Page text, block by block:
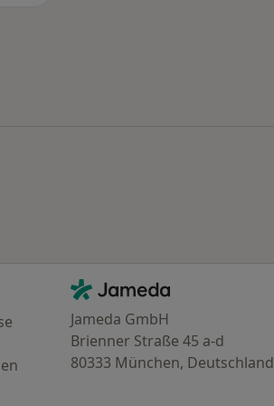
Kontakt
Jameda - Startseite
Jameda GmbH
Brienner Straße 45 a-d
80333 München, Deutschland